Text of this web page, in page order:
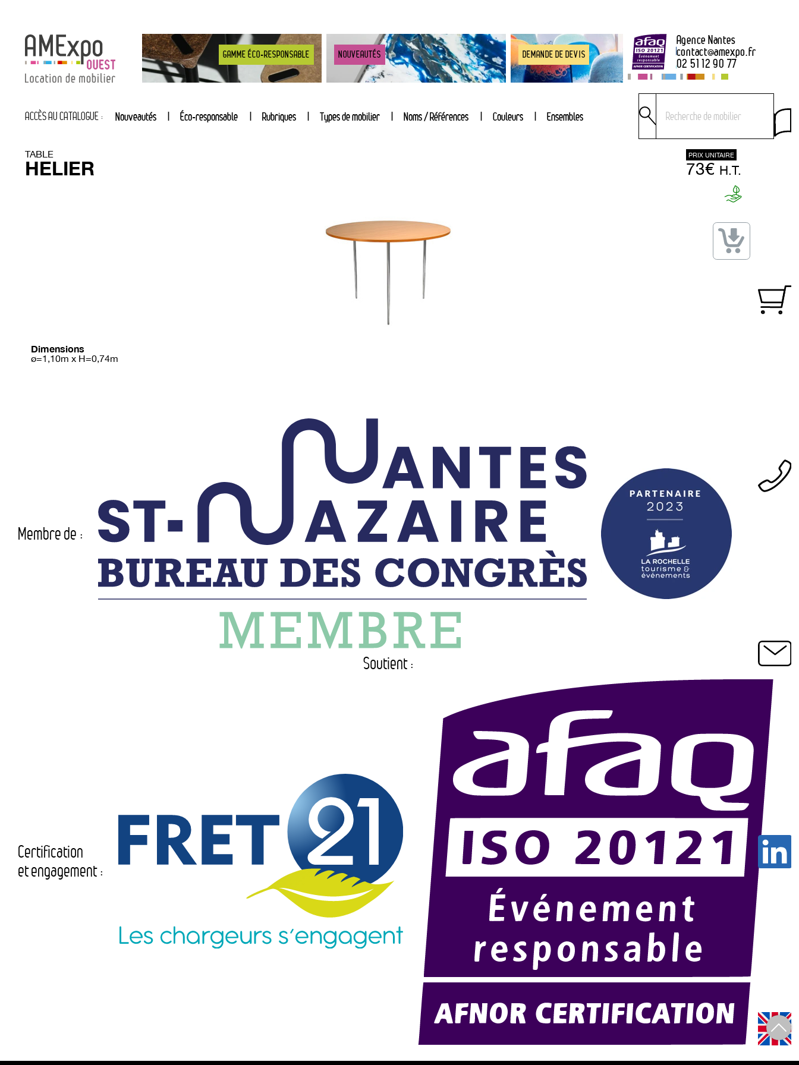
GAMME ÉCO-RESPONSABLE NOUVEAUTÉS DEMANDE DE DEVIS
Agence Nantes
contact@amexpo.fr
02 51 12 90 77
ACCÈS AU CATALOGUE : Nouveautés Éco-responsable Rubriques Types de mobilier Noms / Références Couleurs Ensembles
TABLE
HELIER
PRIX UNITAIRE
73€ H.T.
Dimensions
ø=1,10m x H=0,74m
Membre de :
Soutient :
Certification
et engagement :